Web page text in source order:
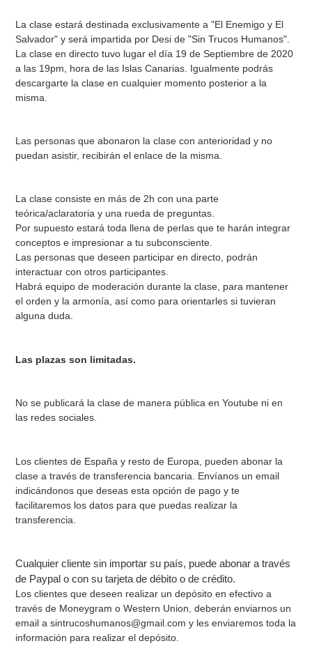
La clase estará destinada exclusivamente a "El Enemigo y El
Salvador" y será impartida por Desi de "Sin Trucos Humanos".
La clase en directo tuvo lugar el día 19 de Septiembre de 2020
a las 19pm, hora de las Islas Canarias. Igualmente podrás
descargarte la clase en cualquier momento posterior a la
misma.
Las personas que abonaron la clase con anterioridad y no
puedan asistir, recibirán el enlace de la misma.
La clase consiste en más de 2h con una parte
teórica/aclaratoria y una rueda de preguntas.
Por supuesto estará toda llena de perlas que te harán integrar
conceptos e impresionar a tu subconsciente.
Las personas que deseen participar en directo, podrán
interactuar con otros participantes.
Habrá equipo de moderación durante la clase, para mantener
el orden y la armonía, así como para orientarles si tuvieran
alguna duda.
Las plazas son limitadas.
No se publicará la clase de manera pública en Youtube ni en
las redes sociales.
Los clientes de España y resto de Europa, pueden abonar la
clase a través de transferencia bancaria. Envíanos un email
indicándonos que deseas esta opción de pago y te
facilitaremos los datos para que puedas realizar la
transferencia.
Cualquier cliente sin importar su país, puede abonar a través
de Paypal o con su tarjeta de débito o de crédito.
Los clientes que deseen realizar un depósito en efectivo a
través de Moneygram o Western Union, deberán enviarnos un
email a sintrucoshumanos@gmail.com y les enviaremos toda la
información para realizar el depósito.